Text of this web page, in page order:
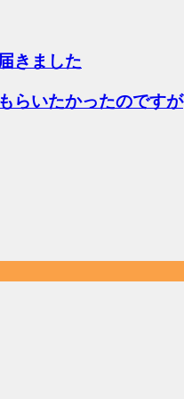
きました
いたかったのですが